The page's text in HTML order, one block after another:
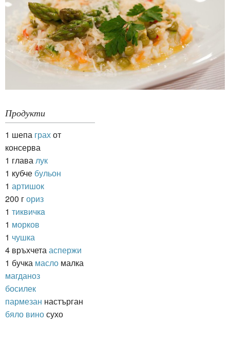
Продукти
1 шепа грахот
консерва
1 глава лук
1 кубче бульон
1 артишок
200 гориз
1 тиквичкa
1 морков
1 чушка
4 връхчета аспержи
1 бучка масло малка
магданоз
босилек
пармезан настърган
бяло виносухо